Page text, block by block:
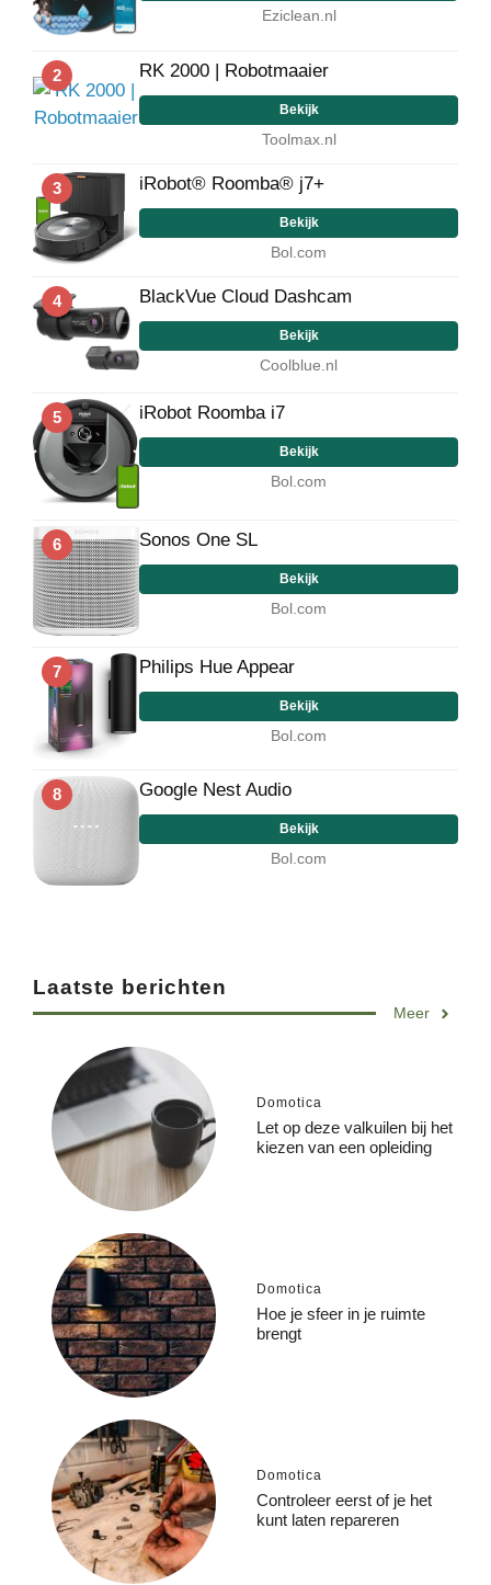
Eziclean.nl
2 RK 2000 | Robotmaaier
Bekijk
Toolmax.nl
3 iRobot® Roomba® j7+
Bekijk
Bol.com
4 BlackVue Cloud Dashcam
Bekijk
Coolblue.nl
5 iRobot Roomba i7
Bekijk
Bol.com
6 Sonos One SL
Bekijk
Bol.com
7 Philips Hue Appear
Bekijk
Bol.com
8 Google Nest Audio
Bekijk
Bol.com
Laatste berichten
Meer
Domotica
Let op deze valkuilen bij het
kiezen van een opleiding
Domotica
Hoe je sfeer in je ruimte
brengt
Domotica
Controleer eerst of je het
kunt laten repareren